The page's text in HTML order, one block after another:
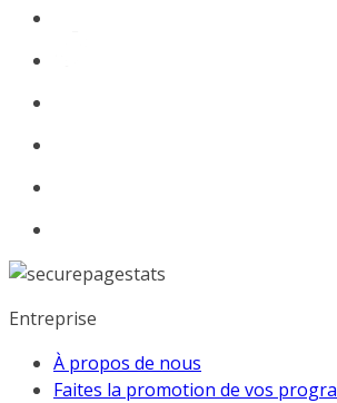
Entreprise
À propos de nous
Faites la promotion de vos